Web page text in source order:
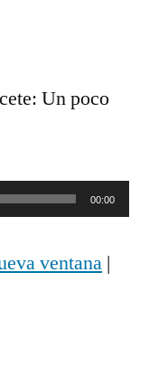
Un poco
00:00
ventana |